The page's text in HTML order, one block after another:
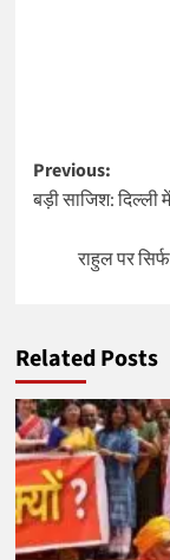
Post
Previous:
बड़ी साजिश:
राहुल पर
Related Posts